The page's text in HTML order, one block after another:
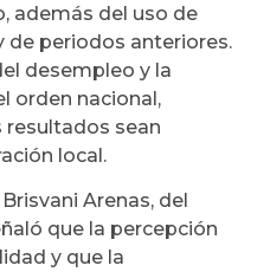
además del uso de
de periodos anteriores.
desempleo y la
orden nacional,
sean
local.
Arenas, del
que la percepción
y que la